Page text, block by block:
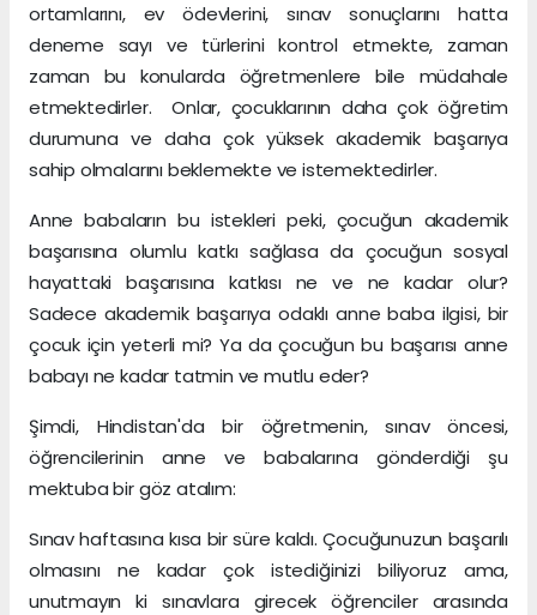
ortamlarını, ev ödevlerini, sınav sonuçlarını hatta
deneme sayı ve türlerini kontrol etmekte, zaman
zaman bu konularda öğretmenlere bile müdahale
etmektedirler. Onlar, çocuklarının daha çok öğretim
durumuna ve daha çok yüksek akademik başarıya
sahip olmalarını beklemekte ve istemektedirler.
Anne babaların bu istekleri peki, çocuğun akademik
başarısına olumlu katkı sağlasa da çocuğun sosyal
hayattaki başarısına katkısı ne ve ne kadar olur?
Sadece akademik başarıya odaklı anne baba ilgisi, bir
çocuk için yeterli mi? Ya da çocuğun bu başarısı anne
babayı ne kadar tatmin ve mutlu eder?
Şimdi, Hindistan'da bir öğretmenin, sınav öncesi,
öğrencilerinin anne ve babalarına gönderdiği şu
mektuba bir göz atalım:
Sınav haftasına kısa bir süre kaldı. Çocuğunuzun başarılı
olmasını ne kadar çok istediğinizi biliyoruz ama,
unutmayın ki sınavlara girecek öğrenciler arasında